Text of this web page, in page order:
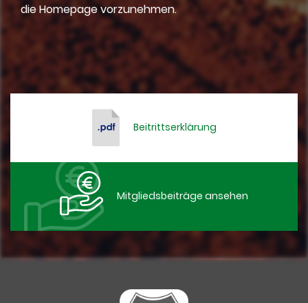
die Homepage vorzunehmen.
Beitrittserklärung
Mitgliedsbeiträge ansehen